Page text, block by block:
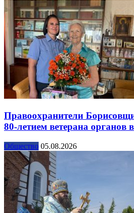
Правоохранители
80-летием ветерана органов
Общество 05.08.2026